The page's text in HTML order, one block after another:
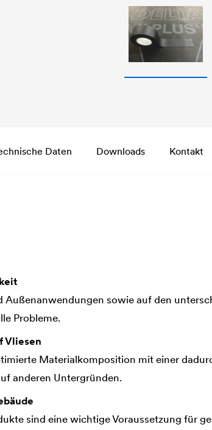
Daten Downloads Kontakt
Außenanwendungen sowie auf den
Probleme.
Vliesen
Materialkomposition mit einer
anderen Untergründen.
sind eine wichtige Voraussetzung für